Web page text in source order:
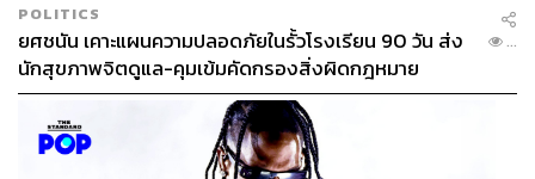
POLITICS
ยศชนัน เคาะแผนความปลอดภัยในรั้วโรงเรียน 90 วัน ส่ง
นักสุขภาพจิตดูแล-คุมเข้มคัดกรองสิ่งผิดกฎหมาย
...